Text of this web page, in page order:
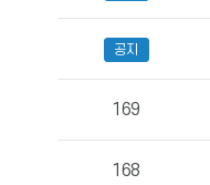
의
공지
169
168